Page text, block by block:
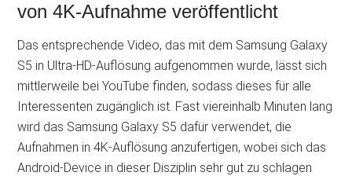
von 4K-Aufnahme veröffentlicht
Das entsprechende Video, das mit dem Samsung Galaxy
S5 in Ultra-HD-Auflösung aufgenommen wurde, lässt sich
mittlerweile bei YouTube finden, sodass dieses für alle
Interessenten zugänglich ist. Fast viereinhalb Minuten lang
wird das Samsung Galaxy S5 dafür verwendet, die
Aufnahmen in 4K-Auflösung anzufertigen, wobei sich das
Android-Device in dieser Disziplin sehr gut zu schlagen